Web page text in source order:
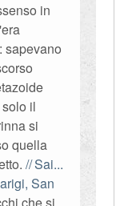
in
sapevano
il
si
quella
Sai...
San